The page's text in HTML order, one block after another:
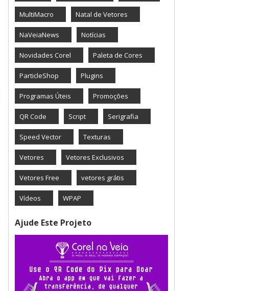
MultiMacro Natal de Vetores
NaVeiaNews Notícias
Novidades Corel Paleta de Cores
ParticleShop Plugins
Programas Úteis Promoções
QR Code Script Serigrafia
Speed Vector Texturas
Vetores Vetores Exclusivos
Vetores Free vetores grátis
Vídeos WPAP
Ajude Este Projeto